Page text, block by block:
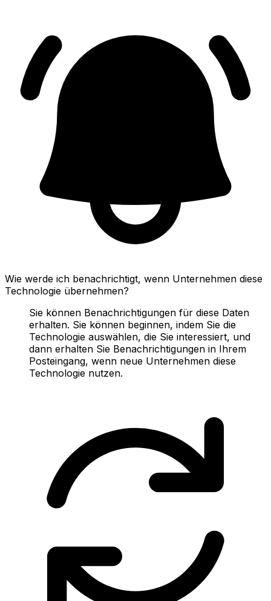
Wie werde ich benachrichtigt, wenn Unternehmen diese
Technologie übernehmen?
Sie können Benachrichtigungen für diese Daten
erhalten. Sie können beginnen, indem Sie die
Technologie auswählen, die Sie interessiert, und
dann erhalten Sie Benachrichtigungen in Ihrem
Posteingang, wenn neue Unternehmen diese
Technologie nutzen.